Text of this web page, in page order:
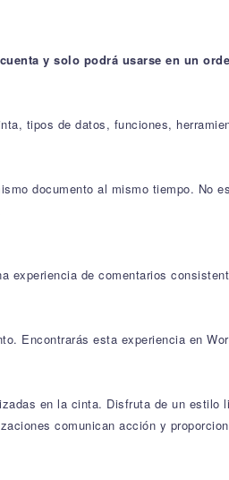
y solo podrá usarse en un
tipos de datos, funciones,
documento al mismo tiempo. No
de comentarios
Encontrarás esta experiencia en
en la cinta. Disfruta de un
comunican acción y